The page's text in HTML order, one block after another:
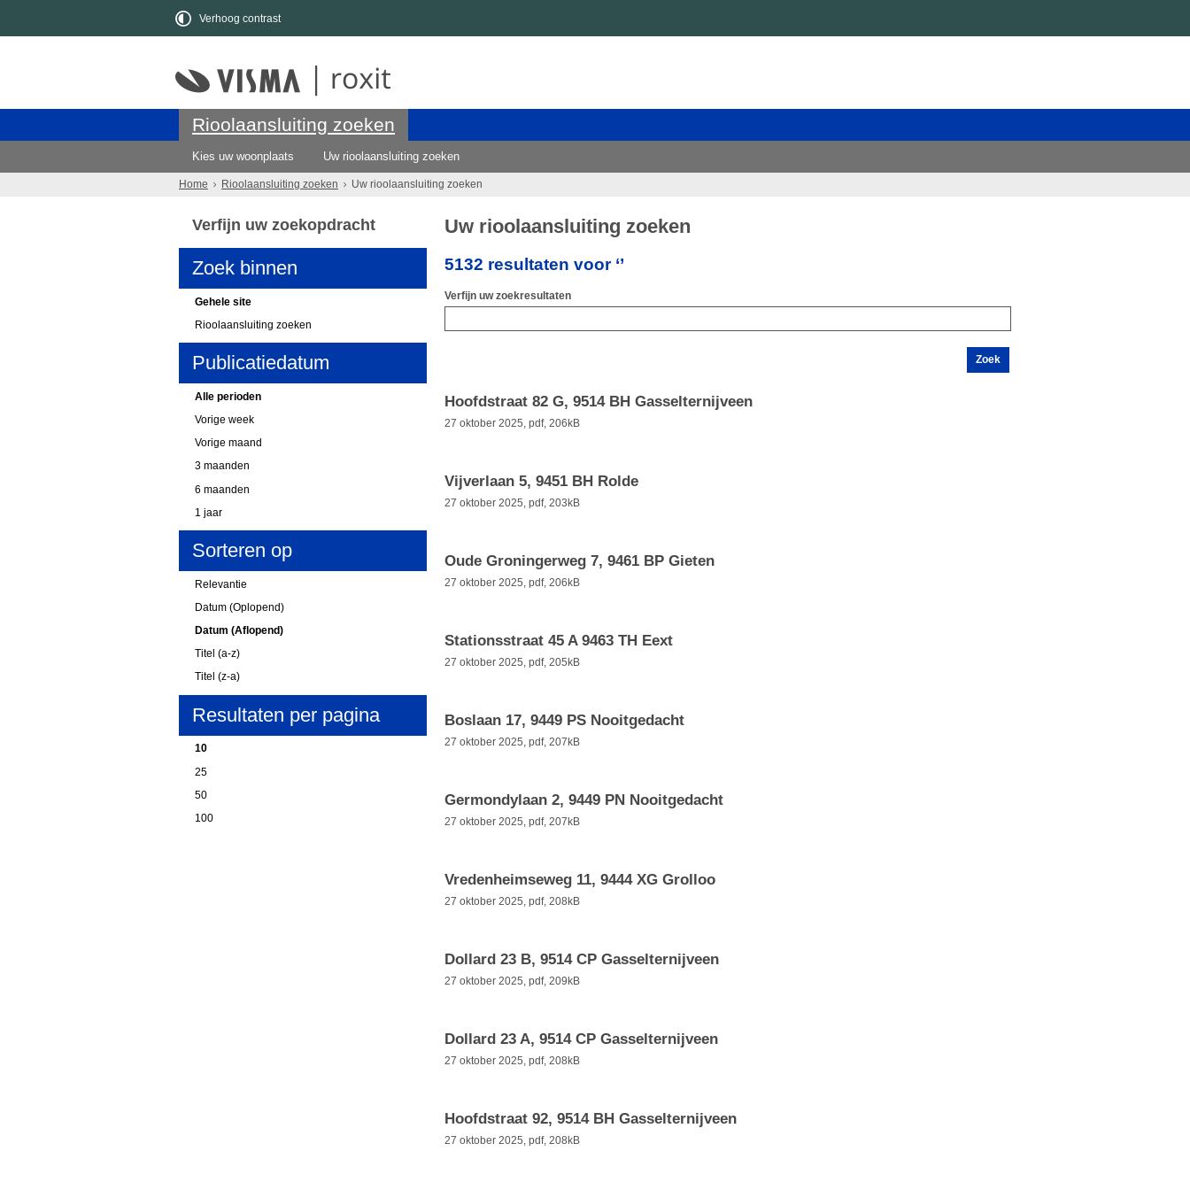
Verhoog contrast
Rioolaansluiting zoeken
Kies uw woonplaats Uw rioolaansluiting zoeken
Home Rioolaansluiting zoeken Uw rioolaansluiting zoeken
Uw rioolaansluiting zoeken
5132 resultaten voor ‘’
Verfijn uw zoekresultaten
Hoofdstraat 82 G, 9514 BH Gasselternijveen
27 oktober 2025, pdf, 206kB
Vijverlaan 5, 9451 BH Rolde
27 oktober 2025, pdf, 203kB
Oude Groningerweg 7, 9461 BP Gieten
27 oktober 2025, pdf, 206kB
Stationsstraat 45 A 9463 TH Eext
27 oktober 2025, pdf, 205kB
Boslaan 17, 9449 PS Nooitgedacht
27 oktober 2025, pdf, 207kB
Germondylaan 2, 9449 PN Nooitgedacht
27 oktober 2025, pdf, 207kB
Vredenheimseweg 11, 9444 XG Grolloo
27 oktober 2025, pdf, 208kB
Dollard 23 B, 9514 CP Gasselternijveen
27 oktober 2025, pdf, 209kB
Dollard 23 A, 9514 CP Gasselternijveen
27 oktober 2025, pdf, 208kB
Hoofdstraat 92, 9514 BH Gasselternijveen
27 oktober 2025, pdf, 208kB
Verfijn uw zoekopdracht
Zoek binnen
Gehele site
Rioolaansluiting zoeken
Publicatiedatum
Alle perioden
Vorige week
Vorige maand
3 maanden
6 maanden
1 jaar
Sorteren op
Relevantie
Datum (Oplopend)
Datum (Aflopend)
Titel (a-z)
Titel (z-a)
Resultaten per pagina
10
25
50
100